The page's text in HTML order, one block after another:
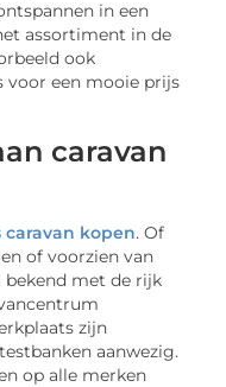
in een
assortiment in de
ook
voor een mooie prijs
caravan
kopen. Of
of voorzien van
bekend met de rijk
zijn
aanwezig.
op alle merken